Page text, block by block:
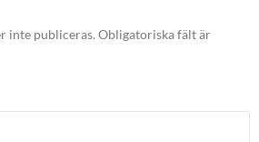
inte publiceras. Obligatoriska fält är